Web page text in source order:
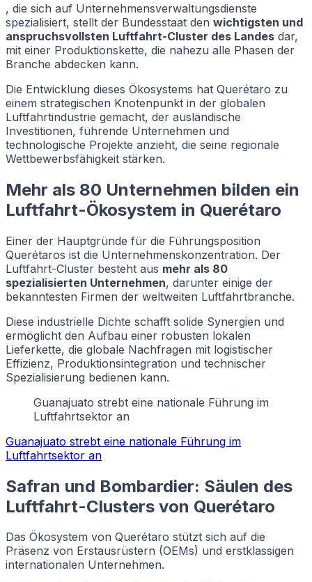
, die sich auf Unternehmensverwaltungsdienste
spezialisiert, stellt der Bundesstaat den wichtigsten und
anspruchsvollsten Luftfahrt-Cluster des Landes dar,
mit einer Produktionskette, die nahezu alle Phasen der
Branche abdecken kann.
Die Entwicklung dieses Ökosystems hat Querétaro zu
einem strategischen Knotenpunkt in der globalen
Luftfahrtindustrie gemacht, der ausländische
Investitionen, führende Unternehmen und
technologische Projekte anzieht, die seine regionale
Wettbewerbsfähigkeit stärken.
Mehr als 80 Unternehmen bilden ein
Luftfahrt-Ökosystem in Querétaro
Einer der Hauptgründe für die Führungsposition
Querétaros ist die Unternehmenskonzentration. Der
Luftfahrt-Cluster besteht aus mehr als 80
spezialisierten Unternehmen, darunter einige der
bekanntesten Firmen der weltweiten Luftfahrtbranche.
Diese industrielle Dichte schafft solide Synergien und
ermöglicht den Aufbau einer robusten lokalen
Lieferkette, die globale Nachfragen mit logistischer
Effizienz, Produktionsintegration und technischer
Spezialisierung bedienen kann.
Guanajuato strebt eine nationale Führung im
Luftfahrtsektor an
Guanajuato strebt eine nationale Führung im
Luftfahrtsektor an
Safran und Bombardier: Säulen des
Luftfahrt-Clusters von Querétaro
Das Ökosystem von Querétaro stützt sich auf die
Präsenz von Erstausrüstern (OEMs) und erstklassigen
internationalen Unternehmen.